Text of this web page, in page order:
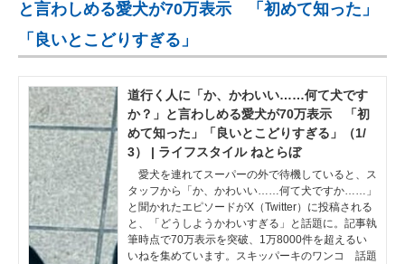
と言わしめる愛犬が70万表示 「初めて知った」
「良いとこどりすぎる」
道行く人に「か、かわいい……何て犬です
か？」と言わしめる愛犬が70万表示 「初
めて知った」「良いとこどりすぎる」（1/
3） | ライフスタイル ねとらぼ
愛犬を連れてスーパーの外で待機していると、ス
タッフから「か、かわいい……何て犬ですか……」
と聞かれたエピソードがX（Twitter）に投稿される
と、「どうしようかわいすぎる」と話題に。記事執
筆時点で70万表示を突破、1万8000件を超えるい
いねを集めています。スキッパーキのワンコ 話題